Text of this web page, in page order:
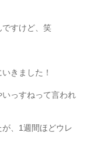
すけど、笑
きました！
っすねって言われ
、1週間ほどウレ